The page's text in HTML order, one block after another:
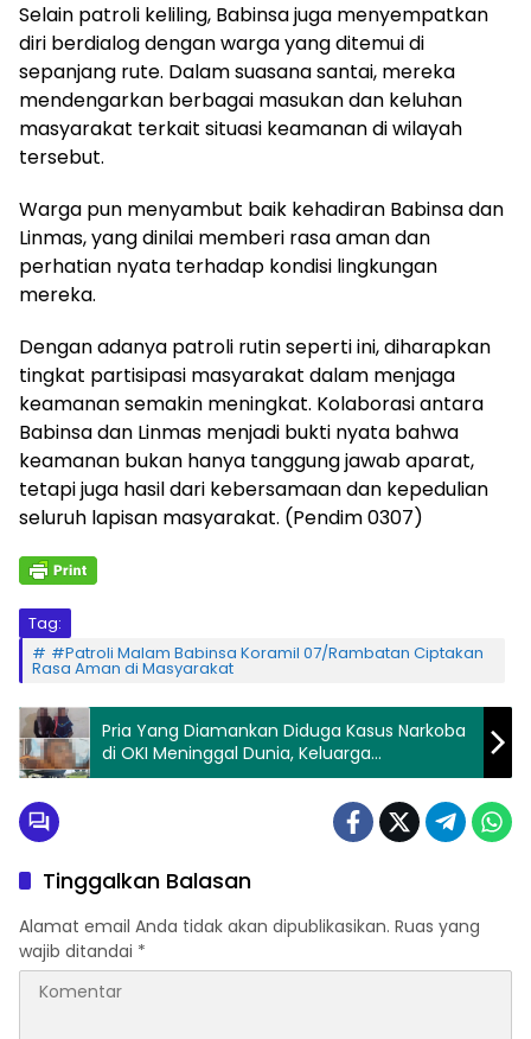
Selain patroli keliling, Babinsa juga menyempatkan
diri berdialog dengan warga yang ditemui di
sepanjang rute. Dalam suasana santai, mereka
mendengarkan berbagai masukan dan keluhan
masyarakat terkait situasi keamanan di wilayah
tersebut.
Warga pun menyambut baik kehadiran Babinsa dan
Linmas, yang dinilai memberi rasa aman dan
perhatian nyata terhadap kondisi lingkungan
mereka.
Dengan adanya patroli rutin seperti ini, diharapkan
tingkat partisipasi masyarakat dalam menjaga
keamanan semakin meningkat. Kolaborasi antara
Babinsa dan Linmas menjadi bukti nyata bahwa
keamanan bukan hanya tanggung jawab aparat,
tetapi juga hasil dari kebersamaan dan kepedulian
seluruh lapisan masyarakat. (Pendim 0307)
Tag:
#Patroli Malam Babinsa Koramil 07/Rambatan Ciptakan
Rasa Aman di Masyarakat
Pria Yang Diamankan Diduga Kasus Narkoba
di OKI Meninggal Dunia, Keluarga
Pertanyakan Prosedur Polisi
Tinggalkan Balasan
Alamat email Anda tidak akan dipublikasikan. Ruas yang
wajib ditandai *